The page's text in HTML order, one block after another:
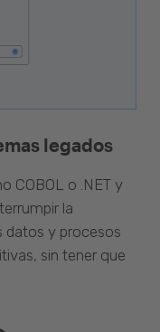
legados
COBOL o .NET y
la
datos y procesos
sin tener que